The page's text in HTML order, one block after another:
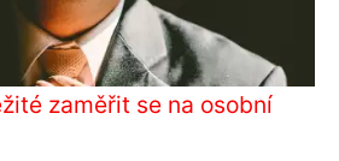
zaměřit se na osobní